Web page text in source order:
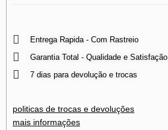
Entrega Rapida - Com Rastreio
Garantia Total - Qualidade e Satisfação
7 dias para devolução e trocas
politicas de trocas e devoluções
mais informações